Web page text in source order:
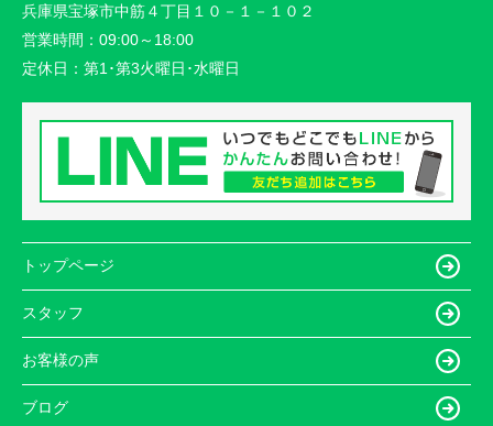
兵庫県宝塚市中筋４丁目１０－１－１０２
営業時間： 09:00～18:00
定休日： 第1･第3火曜日･水曜日
トップページ
スタッフ
お客様の声
ブログ